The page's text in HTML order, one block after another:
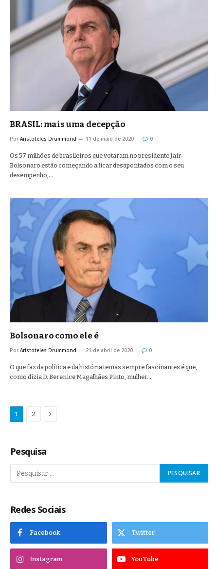
BRASIL: mais uma decepção
Por Aristoteles Drummond 11 de maio de 2020 0
Os 57 milhões de brasileiros que votaram no presidente Jair
Bolsonaro estão começando a ficar desapontados com o seu
desempenho,…
Bolsonaro como ele é
Por Aristoteles Drummond 21 de abril de 2020 0
O que faz da política e da história temas sempre fascinantes é que,
como dizia D. Berenice Magalhães Pinto, mulher…
1 2 Proximo
Pesquisa
Redes Sociais
Facebook Twitter
Instagram YouTube